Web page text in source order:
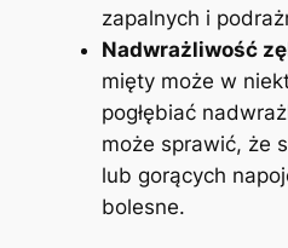
zapalnych i
Nadwrażliwość
mięty może w
pogłębiać
może sprawić, że
lub gorących
bolesne.